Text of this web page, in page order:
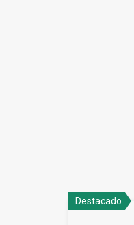
Destacado